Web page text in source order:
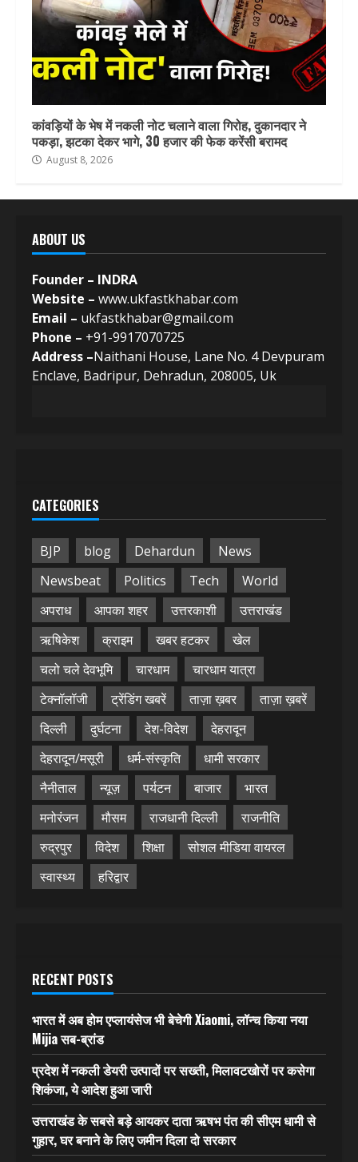
कांवड़ियों के भेष में नकली नोट चलाने वाला गिरोह, दुकानदार ने
पकड़ा, झटका देकर भागे, 30 हजार की फेक करेंसी बरामद
August 8, 2026
ABOUT US
Founder – INDRA
Website – www.ukfastkhabar.com
Email – ukfastkhabar@gmail.com
Phone – +91-9917070725
Address –Naithani House, Lane No. 4 Devpuram
Enclave, Badripur, Dehradun, 208005, Uk
CATEGORIES
BJP blog Dehardun
News
Newsbeat
Politics Tech
World
अपराध
आपका शहर उत्तरकाशी
उत्तराखंड
ऋषिकेश
क्राइम खबर हटकर
खेल
चलो चले देवभूमि
चारधाम
चारधाम यात्रा
टेक्नॉलॉजी
ट्रेंडिंग खबरें ताज़ा ख़बर
ताज़ा ख़बरें
दिल्ली
दुर्घटना देश-विदेश
देहरादून
देहरादून/मसूरी
धर्म-संस्कृति
धामी सरकार
नैनीताल
न्यूज़ पर्यटन बाजार
भारत
मनोरंजन
मौसम राजधानी दिल्ली
राजनीति
रुद्रपुर
विदेश शिक्षा
सोशल मीडिया वायरल
स्वास्थ्य
हरिद्वार
RECENT POSTS
भारत में अब होम एप्लायंसेज भी बेचेगी Xiaomi, लॉन्च किया नया
Mijia सब-ब्रांड
प्रदेश में नकली डेयरी उत्पादों पर सख्ती, मिलावटखोरों पर कसेगा
शिकंजा, ये आदेश हुआ जारी
उत्तराखंड के सबसे बड़े आयकर दाता ऋषभ पंत की सीएम धामी से
गुहार, घर बनाने के लिए जमीन दिला दो सरकार